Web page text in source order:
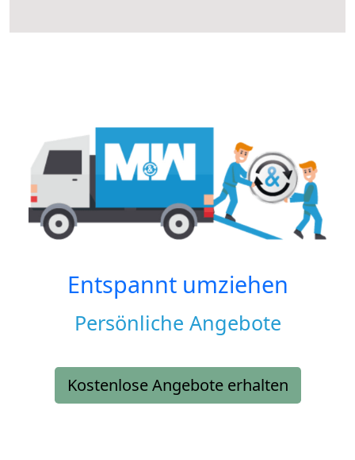
Entspannt umziehen
Persönliche Angebote
Kostenlose Angebote erhalten